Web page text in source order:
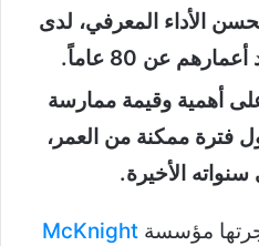
الأداء المعرفي، لدى
عن 80 عاماً.
أهمية وقيمة ممارسة
فترة ممكنة من العمر،
الأخيرة.
مؤسسة McKnight